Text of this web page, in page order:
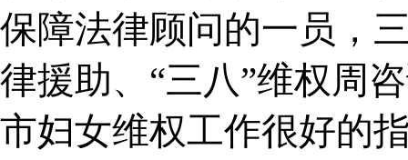
保障法律顾问的一员，
律援助、“三八”维权周
市妇女维权工作很好的